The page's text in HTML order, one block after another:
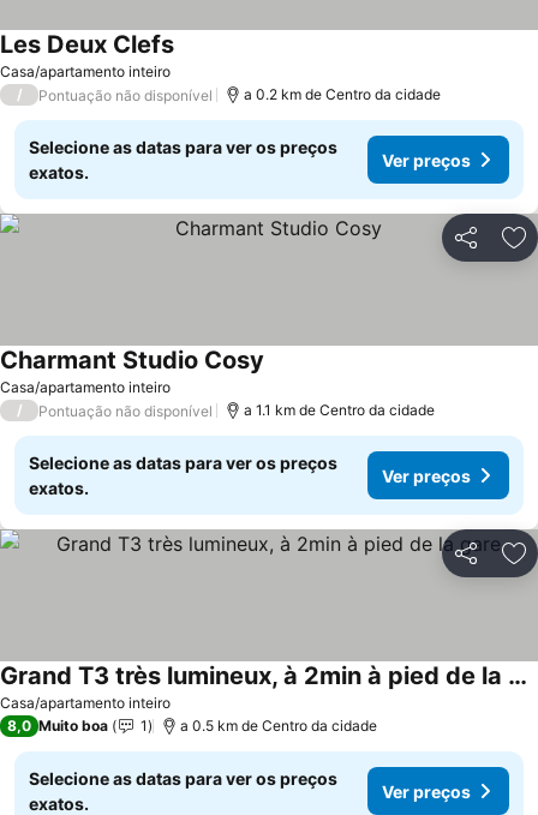
Casa/apartamento inteiro
Les Deux Clefs
/ Pontuação não disponível a 0.2 km de Centro da cidade
Selecione as datas para ver os preços
exatos.
Ver preços
Partilhar
Casa/apartamento inteiro
Charmant Studio Cosy
/ Pontuação não disponível a 1.1 km de Centro da cidade
Selecione as datas para ver os preços
exatos.
Ver preços
Partilhar
Casa/apartamento inteiro
Grand T3 très lumineux, à 2min à pied de la gare
8,0 Muito boa 1 a 0.5 km de Centro da cidade
Selecione as datas para ver os preços
exatos.
Ver preços